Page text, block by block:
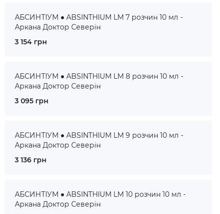
АБСИНТІУМ ● ABSINTHIUM LM 7 розчин 10 мл -
Аркана Доктор Северін
3 154 грн
АБСИНТІУМ ● ABSINTHIUM LM 8 розчин 10 мл -
Аркана Доктор Северін
3 095 грн
АБСИНТІУМ ● ABSINTHIUM LM 9 розчин 10 мл -
Аркана Доктор Северін
3 136 грн
АБСИНТІУМ ● ABSINTHIUM LM 10 розчин 10 мл -
Аркана Доктор Северін